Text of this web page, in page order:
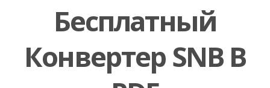
Бесплатный
Конвертер SNB В